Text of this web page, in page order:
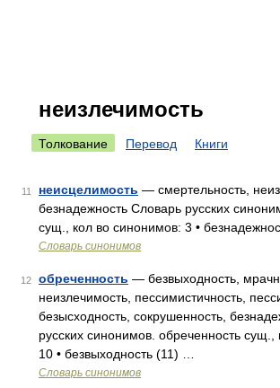
неизлечимость
Толкование Перевод Книги
11 неисцелимость — смертельность,
безнадежность Словарь русских
сущ., кол во синонимов: 3 •
Словарь синонимов
12 обреченность — безвыходность,
неизлечимость, пессимистичность,
безысходность, сокрушенность,
русских синонимов. обреченность сущ.,
10 • безвыходность (11) …
Словарь синонимов